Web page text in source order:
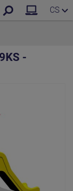
CS
-